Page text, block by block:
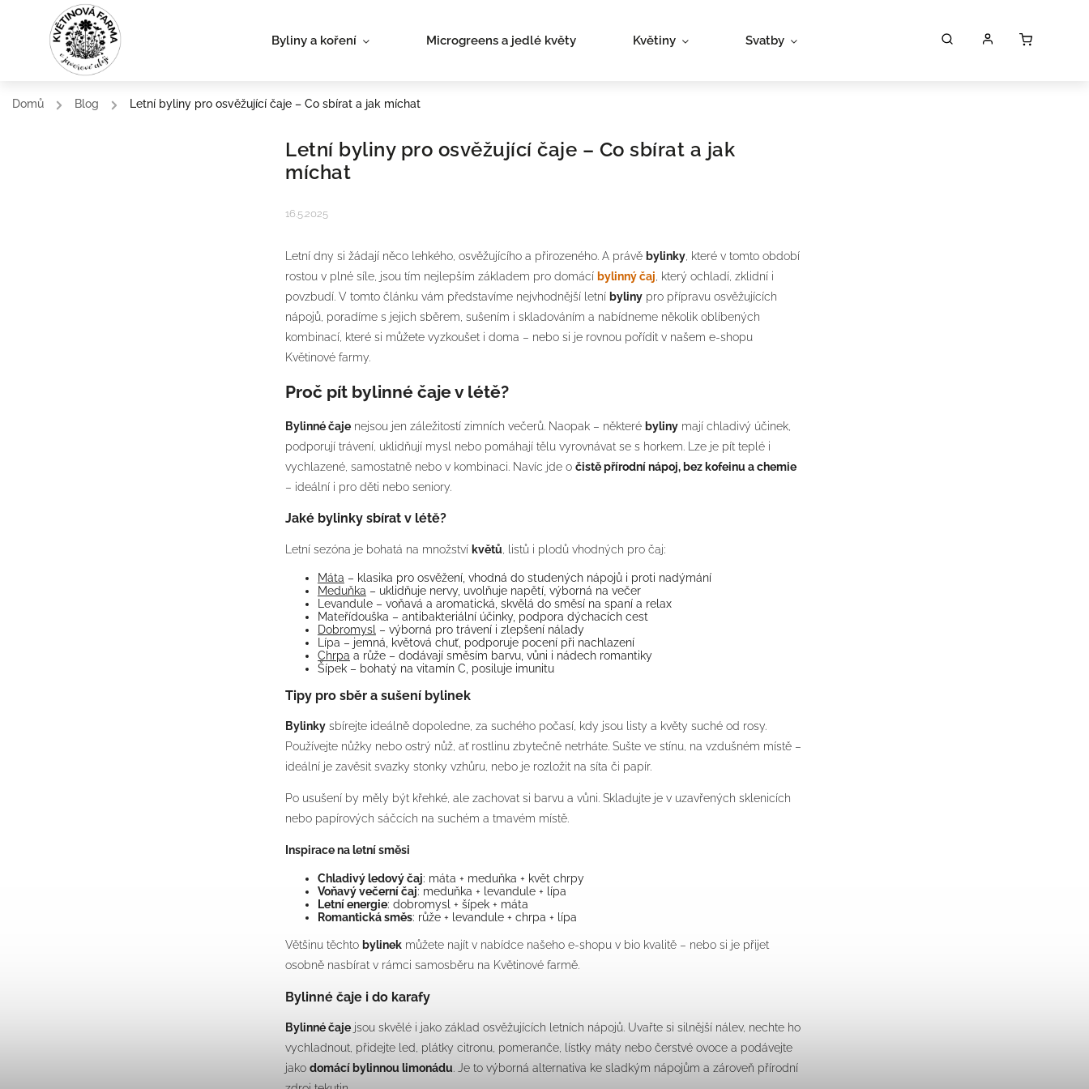
Byliny a koření Microgreens a jedlé květy Květiny Svatby Poukazy
Domů / Blog / Letní byliny pro osvěžující čaje – Co sbírat a jak míchat
Letní byliny pro osvěžující čaje – Co sbírat a jak
míchat
16.5.2025
Letní dny si žádají něco lehkého, osvěžujícího a přirozeného. A právě bylinky , které v tomto období
rostou v plné síle, jsou tím nejlepším základem pro domácí bylinný čaj , který ochladí, zklidní i
povzbudí. V tomto článku vám představíme nejvhodnější letní byliny pro přípravu osvěžujících
nápojů, poradíme s jejich sběrem, sušením i skladováním a nabídneme několik oblíbených
kombinací, které si můžete vyzkoušet i doma – nebo si je rovnou pořídit v našem e-shopu
Květinové farmy.
Proč pít bylinné čaje v létě?
Bylinné čaje nejsou jen záležitostí zimních večerů. Naopak – některé byliny mají chladivý účinek,
podporují trávení, uklidňují mysl nebo pomáhají tělu vyrovnávat se s horkem. Lze je pít teplé i
vychlazené, samostatně nebo v kombinaci. Navíc jde o čistě přírodní nápoj, bez kofeinu a chemie
– ideální i pro děti nebo seniory.
Jaké bylinky sbírat v létě?
Letní sezóna je bohatá na množství květů , listů i plodů vhodných pro čaj:
Máta – klasika pro osvěžení, vhodná do studených nápojů i proti nadýmání
Meduňka – uklidňuje nervy, uvolňuje napětí, výborná na večer
Levandule – voňavá a aromatická, skvělá do směsí na spaní a relax
Mateřídouška – antibakteriální účinky, podpora dýchacích cest
Dobromysl – výborná pro trávení i zlepšení nálady
Lípa – jemná, květová chuť, podporuje pocení při nachlazení
Chrpa a růže – dodávají směsím barvu, vůni i nádech romantiky
Šípek – bohatý na vitamín C, posiluje imunitu
Tipy pro sběr a sušení bylinek
Bylinky sbírejte ideálně dopoledne, za suchého počasí, kdy jsou listy a květy suché od rosy.
Používejte nůžky nebo ostrý nůž, ať rostlinu zbytečně netrháte. Sušte ve stínu, na vzdušném místě –
ideální je zavěsit svazky stonky vzhůru, nebo je rozložit na síta či papír.
Po usušení by měly být křehké, ale zachovat si barvu a vůni. Skladujte je v uzavřených sklenicích
nebo papírových sáčcích na suchém a tmavém místě.
Inspirace na letní směsi
Chladivý ledový čaj: máta + meduňka + květ chrpy
Voňavý večerní čaj: meduňka + levandule + lípa
Letní energie: dobromysl + šípek + máta
Romantická směs: růže + levandule + chrpa + lípa
Většinu těchto bylinek můžete najít v nabídce našeho e-shopu v bio kvalitě – nebo si je přijet
osobně nasbírat v rámci samosběru na Květinové farmě.
Bylinné čaje i do karafy
Bylinné čaje jsou skvělé i jako základ osvěžujících letních nápojů. Uvařte si silnější nálev, nechte ho
vychladnout, přidejte led, plátky citronu, pomeranče, lístky máty nebo čerstvé ovoce a podávejte
jako domácí bylinnou limonádu . Je to výborná alternativa ke sladkým nápojům a zároveň přírodní